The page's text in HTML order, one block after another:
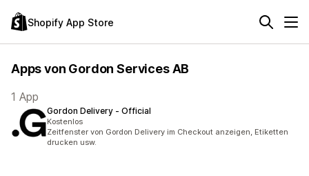
Shopify App Store
Apps von Gordon Services AB
1 App
Gordon Delivery ‑ Official
Kostenlos
Zeitfenster von Gordon Delivery im Checkout anzeigen, Etiketten
drucken usw.